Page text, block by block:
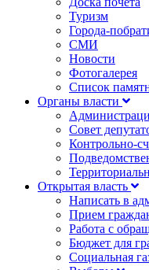
Туризм
Города-
СМИ
Новости
Фотогалерея
Список
Органы власти
Совет
Контрольно-
Открытая власть
Написать в
Прием
Работа с
Бюджет для
Социальная